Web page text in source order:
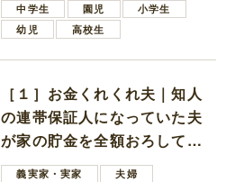
中学生
園児
小学生
幼児
高校生
［１］お金くれくれ夫｜知人
の連帯保証人になっていた夫
が家の貯金を全額おろしてほ
しいと言ってきた
義実家・実家
夫婦